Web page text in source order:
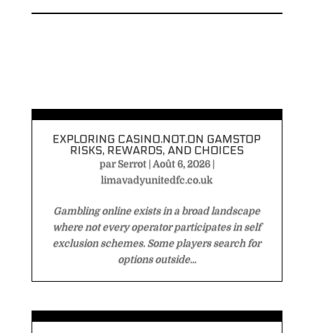
EXPLORING CASINO.NOT.ON GAMSTOP
RISKS, REWARDS, AND CHOICES
parSerrot| Août 6, 2026|
limavadyunitedfc.co.uk
Gambling online exists in a broad landscape
where not every operator participates in self
exclusion schemes. Some players search for
options outside...